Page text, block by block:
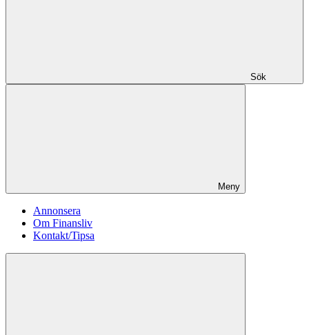
Sök
Meny
Annonsera
Om Finansliv
Kontakt/Tipsa